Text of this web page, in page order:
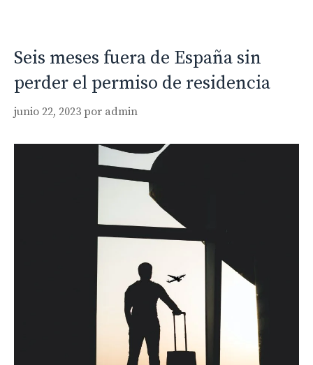
Seis meses fuera de España sin
perder el permiso de residencia
junio 22, 2023 por admin